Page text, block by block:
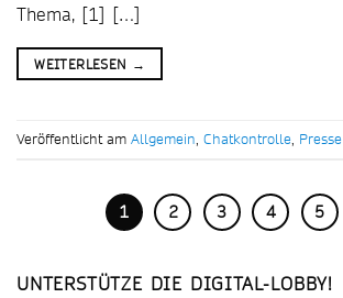
Thema, [1] […]
WEITERLESEN →
Veröffentlicht am Allgemein, Chatkontrolle, Presse
1 2 3 4 5
UNTERSTÜTZE DIE DIGITAL-LOBBY!